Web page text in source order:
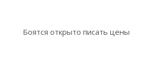
Боятся открыто писать цены